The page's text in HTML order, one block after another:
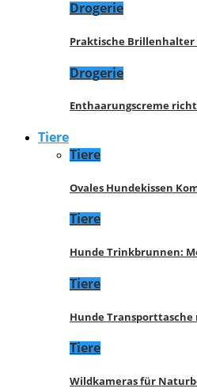
Drogerie
Praktische Brillenhalter
Drogerie
Enthaarungscreme
Tiere
Tiere
Ovales Hundekissen
Tiere
Hunde Trinkbrunnen:
Tiere
Hunde
Tiere
Wildkameras für